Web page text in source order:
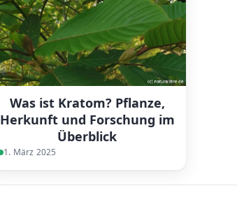
Was ist Kratom? Pflanze,
Herkunft und Forschung im
Überblick
1. März 2025